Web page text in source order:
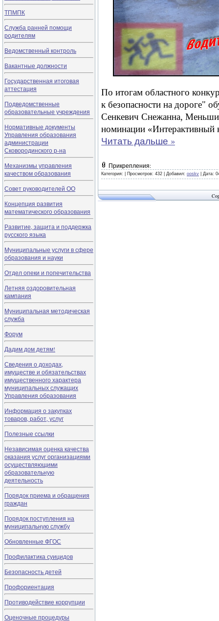
ТПМПК
Служба ранней помощи
родителям
Ведомственный контроль
Вакантные должности
Государственная итоговая
аттестация
Подведомственные
образовательные учреждения
Нормативные документы
Управления образования
администрации
Сковородинского р-на
Механизмы управления
качеством образования
Совет руководителей ОО
Концепция развития
математического образования
Развитие, защита и поддержка
русского языка
Муниципальные услуги в сфере
образования и науки
Отдел опеки и попечительства
Летняя оздоровительная
кампания
Муниципальная методическая
служба
Форум
Дадим дом детям!
Сведения о доходах,
имуществе и обязательствах
имущественного характера
муниципальных служащих
Управления образования
Информация о закупках
товаров, работ, услуг
Полезные ссылки
Независимая оценка качества
оказания услуг организациями
осуществляющими
образовательную
деятельность
Порядок приема и обращения
граждан
Порядок поступления на
муниципальную службу
Обновленные ФГОС
Профилактика суицидов
Безопасность детей
Профориентация
Противодействие коррупции
Оценочные процедуры
По итогам областного
к безопасности на
Сенкевич Снежанна,
номинации
Читать дальше »
Прикрепления:
Категория: Просмотров: 432 | Добавил: ooskv Дата: